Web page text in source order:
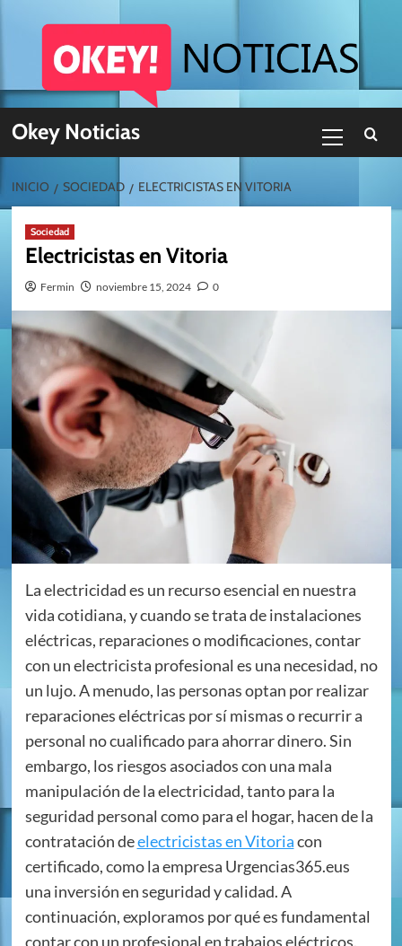
Okey Noticias
primario
INICIO SOCIEDAD ELECTRICISTAS EN VITORIA
Sociedad
Electricistas en Vitoria
Fermin noviembre 15, 2024 0
La electricidad es un recurso esencial en nuestra
vida cotidiana, y cuando se trata de instalaciones
eléctricas, reparaciones o modificaciones, contar
con un electricista profesional es una necesidad, no
un lujo. A menudo, las personas optan por realizar
reparaciones eléctricas por sí mismas o recurrir a
personal no cualificado para ahorrar dinero. Sin
embargo, los riesgos asociados con una mala
manipulación de la electricidad, tanto para la
seguridad personal como para el hogar, hacen de la
contratación deelectricistas en Vitoriacon
certificado, como la empresa Urgencias365.eus
una inversión en seguridad y calidad. A
continuación, exploramos por qué es fundamental
contar con un profesional en trabajos eléctricos.